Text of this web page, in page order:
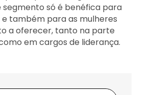
segmento só é benéfica para
também para as mulheres
a oferecer, tanto na parte
em cargos de liderança.